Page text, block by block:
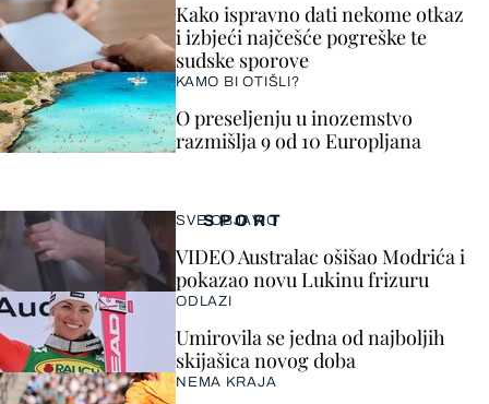
SPORT
SVE OBJAVIO
VIDEO Australac ošišao Modrića i
pokazao novu Lukinu frizuru
ODLAZI
Umirovila se jedna od najboljih
skijašica novog doba
NEMA KRAJA
Kako ispravno dati nekome otkaz
i izbjeći najčešće pogreške te
sudske sporove
KAMO BI OTIŠLI?
O preseljenju u inozemstvo
razmišlja 9 od 10 Europljana